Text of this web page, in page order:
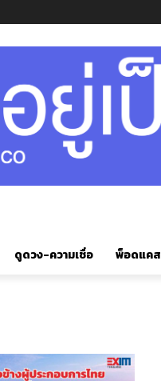
ดูดวง-ความเชื่อ พ็อดแคส